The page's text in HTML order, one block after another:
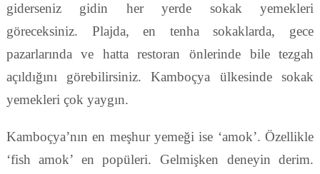
giderseniz gidin her yerde sokak yemekleri
göreceksiniz. Plajda, en tenha sokaklarda, gece
pazarlarında ve hatta restoran önlerinde bile tezgah
açıldığını görebilirsiniz. Kamboçya ülkesinde sokak
yemekleri çok yaygın.
Kamboçya’nın en meşhur yemeği ise ‘amok’. Özellikle
‘fish amok’ en popüleri. Gelmişken deneyin derim.